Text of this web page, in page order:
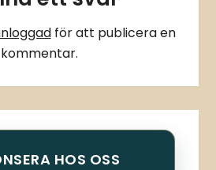
för att publicera en
kommentar.
HOS OSS